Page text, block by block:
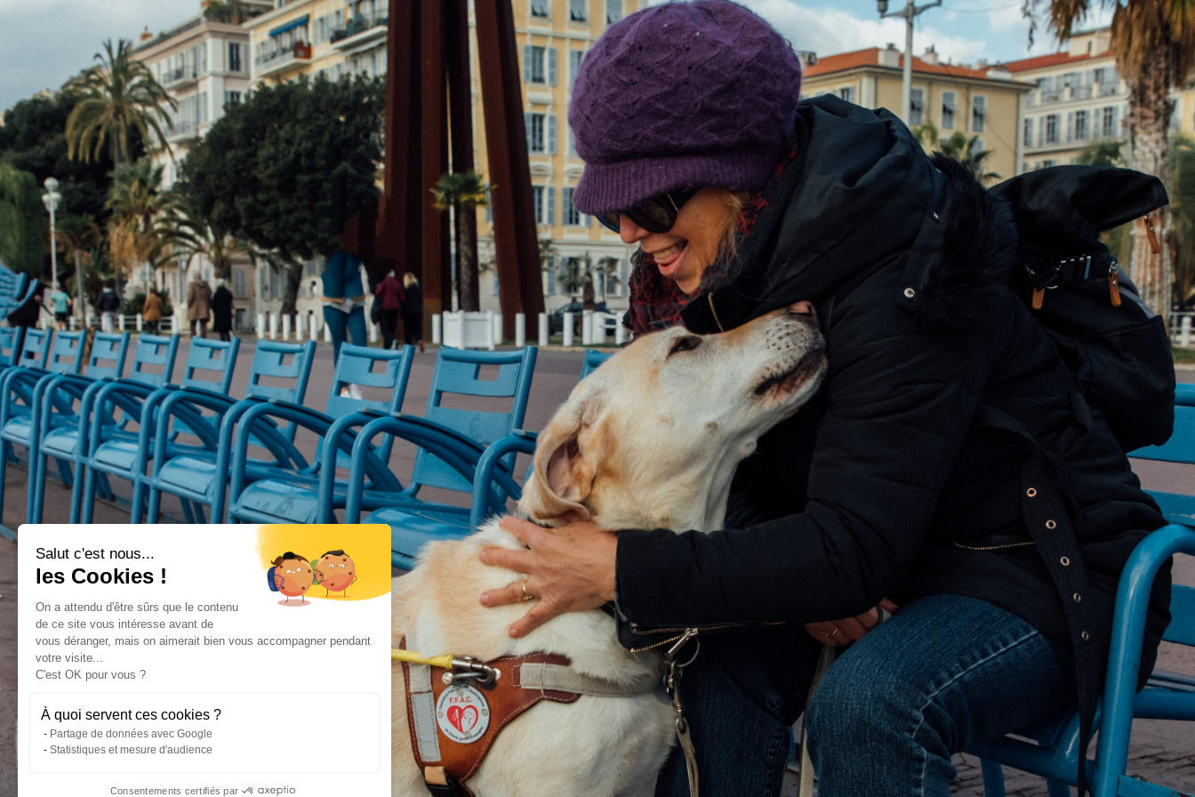
Salut c'est nous...
les Cookies !
On a attendu d'être sûrs que le contenu
de ce site vous intéresse avant de
vous déranger, mais on aimerait bien vous accompagner pendant
votre visite...
C'est OK pour vous ?
À quoi servent ces cookies ?
Partage de données avec Google
Statistiques et mesure d'audience
Consentements certifiés par